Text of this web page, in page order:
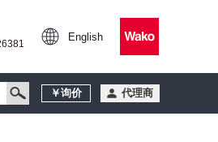
English
￥询价 代理商